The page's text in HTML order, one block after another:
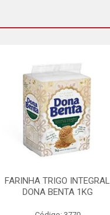
FARINHA TRIGO INTEGRAL
DONA BENTA 1KG